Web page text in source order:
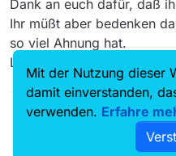
Dank an euch dafür, daß
Ihr müßt aber bedenken
so viel Ahnung hat.
Laien eben, wie ich eben…
Mit der Nutzung dieser
damit einverstanden,
verwenden. Erfahre